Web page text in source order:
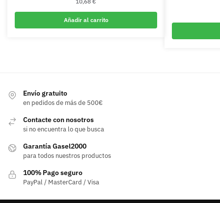
Añadir al carrito
Envío gratuito
en pedidos de más de 500€
Contacte con nosotros
si no encuentra lo que busca
Garantía Gasel2000
para todos nuestros productos
100% Pago seguro
PayPal / MasterCard / Visa